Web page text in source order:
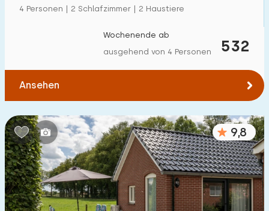
10 20
Zum Wasser
1 2 5 10 20
Zu öffentlichen Verkehrsmitteln(max. km):
0,2 0,5 1 2 5
4 Personen | 2 Schlafzimmer | 2 Haustiere
532
Wochenende ab
ausgehend von 4 Personen
Ansehen
9,8